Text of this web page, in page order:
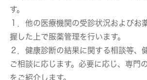
す。
１．他の医療機関の受診状況およびお
握した上で服薬管理を行います。
２．健康診断の結果に関する相談等、
ご相談に応じます。必要に応じ、専門
をご紹介します。